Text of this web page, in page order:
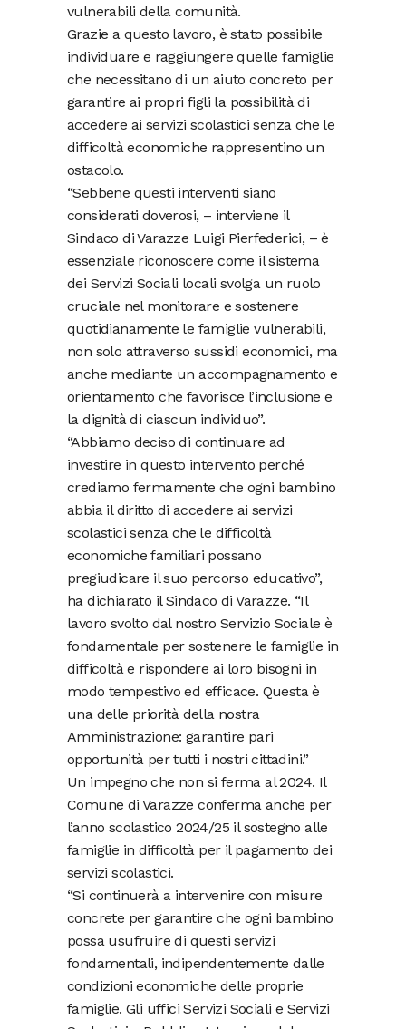
vulnerabili della comunità.
Grazie a questo lavoro, è stato possibile
individuare e raggiungere quelle famiglie
che necessitano di un aiuto concreto per
garantire ai propri figli la possibilità di
accedere ai servizi scolastici senza che le
difficoltà economiche rappresentino un
ostacolo.
“Sebbene questi interventi siano
considerati doverosi, – interviene il
Sindaco di Varazze Luigi Pierfederici, – è
essenziale riconoscere come il sistema
dei Servizi Sociali locali svolga un ruolo
cruciale nel monitorare e sostenere
quotidianamente le famiglie vulnerabili,
non solo attraverso sussidi economici, ma
anche mediante un accompagnamento e
orientamento che favorisce l’inclusione e
la dignità di ciascun individuo”.
“Abbiamo deciso di continuare ad
investire in questo intervento perché
crediamo fermamente che ogni bambino
abbia il diritto di accedere ai servizi
scolastici senza che le difficoltà
economiche familiari possano
pregiudicare il suo percorso educativo”,
ha dichiarato il Sindaco di Varazze. “Il
lavoro svolto dal nostro Servizio Sociale è
fondamentale per sostenere le famiglie in
difficoltà e rispondere ai loro bisogni in
modo tempestivo ed efficace. Questa è
una delle priorità della nostra
Amministrazione: garantire pari
opportunità per tutti i nostri cittadini.”
Un impegno che non si ferma al 2024. Il
Comune di Varazze conferma anche per
l’anno scolastico 2024/25 il sostegno alle
famiglie in difficoltà per il pagamento dei
servizi scolastici.
“Si continuerà a intervenire con misure
concrete per garantire che ogni bambino
possa usufruire di questi servizi
fondamentali, indipendentemente dalle
condizioni economiche delle proprie
famiglie. Gli uffici Servizi Sociali e Servizi